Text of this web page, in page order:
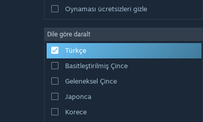
Oynaması ücretsizleri gizle
Dile göre daralt
Türkçe
Basitleştirilmiş Çince
Geleneksel Çince
Japonca
Korece